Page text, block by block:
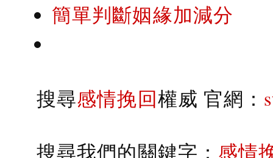
簡單判斷姻緣加減分
搜尋感情挽回權威 官網：
搜尋我們的關鍵字： 感情